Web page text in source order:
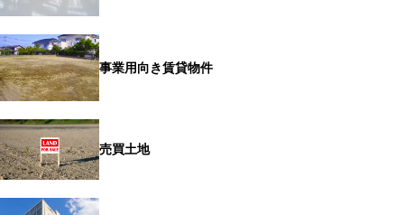
事業用向き賃貸物件
売買土地